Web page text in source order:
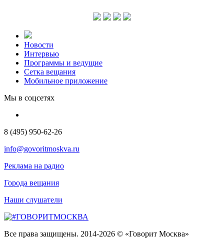
Новости
Интервью
Программы и ведущие
Сетка вещания
Мобильное приложение
Мы в соцсетях
8 (495) 950-62-26
info@govoritmoskva.ru
Реклама на радио
Города вещания
Наши слушатели
Все права защищены. 2014-2026 © «Говорит Москва»